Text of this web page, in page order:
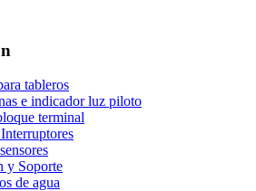
tableros
e indicador luz piloto
terminal
y Soporte
de agua